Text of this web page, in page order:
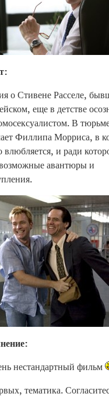
о Стивене Расселе,
еще в детстве
В
Филлипа Морриса, в
влюбляется, и ради
авантюры и
нестандартный фильм
тематика.